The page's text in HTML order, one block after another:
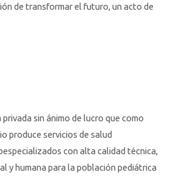
de transformar el futuro, un acto de
privada sin ánimo de lucro que como
produce servicios de salud
con alta calidad técnica,
y humana para la población pediátrica